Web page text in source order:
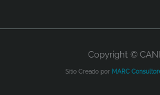
Copyright ©
Sitio Creado por MARC